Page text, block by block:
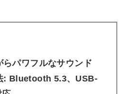
らパワフルなサウンド
: Bluetooth 5.3、USB-